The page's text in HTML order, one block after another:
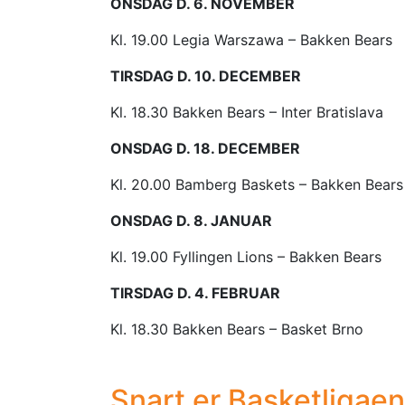
ONSDAG D. 6. NOVEMBER
Kl. 19.00 Legia Warszawa – Bakken Bears
TIRSDAG D. 10. DECEMBER
Kl. 18.30 Bakken Bears – Inter Bratislava
ONSDAG D. 18. DECEMBER
Kl. 20.00 Bamberg Baskets – Bakken Bears
ONSDAG D. 8. JANUAR
Kl. 19.00 Fyllingen Lions – Bakken Bears
TIRSDAG D. 4. FEBRUAR
Kl. 18.30 Bakken Bears – Basket Brno